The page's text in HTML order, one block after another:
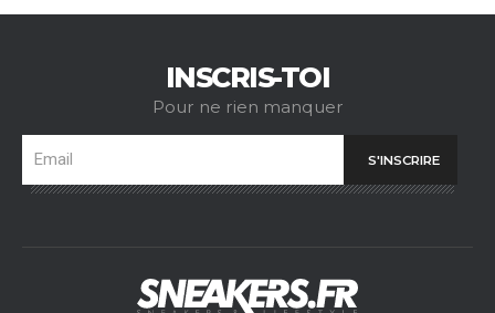
INSCRIS-TOI
Pour ne rien manquer